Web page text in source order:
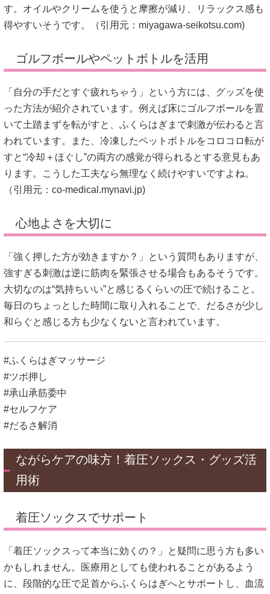
す。オイルやクリームを使うと摩擦が減り、リラックス感も
得やすいそうです。（引用元： miyagawa-seikotsu.com)
ゴルフボールやペットボトルを活用
「自分の手だとすぐ疲れちゃう」という方には、グッズを使
った方法が紹介されています。例えば床にゴルフボールを置
いて土踏まずを転がすと、ふくらはぎまで刺激が伝わると言
われています。また、冷凍したペットボトルをコロコロ転が
すと“冷却＋ほぐし”の両方の感覚が得られるとする意見もあ
ります。こうした工夫なら無理なく続けやすいですよね。
（引用元： co-medical.mynavi.jp)
心地よさを大切に
「強く押した方が効きますか？」という質問もありますが、
強すぎる刺激は逆に筋肉を緊張させる場合もあるそうです。
大切なのは“気持ちいい”と感じるくらいの圧で続けること。
毎日のちょっとした時間に取り入れることで、だるさが少し
和らぐと感じる方も少なくないと言われています。
#ふくらはぎマッサージ
#ツボ押し
#承山承筋委中
#セルフケア
#だるさ解消
ながらケアの味方！着圧ソックス・グッズ活
用術
着圧ソックスでサポート
「着圧ソックスって本当に効くの？」と疑問に思う方も多い
かもしれません。医療用としても使われることがあるよう
に、段階的な圧で足首からふくらはぎへとサポートし、血流